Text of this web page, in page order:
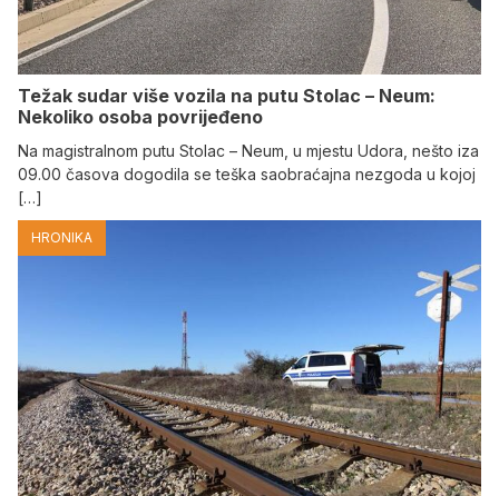
Težak sudar više vozila na putu Stolac – Neum:
Nekoliko osoba povrijeđeno
Na magistralnom putu Stolac – Neum, u mjestu Udora, nešto iza
09.00 časova dogodila se teška saobraćajna nezgoda u kojoj
[…]
HRONIKA